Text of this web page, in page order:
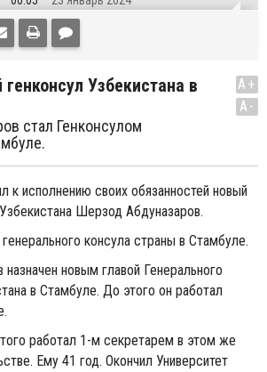
Узбекистана в
стал Генконсулом
A+
A-
к исполнению своих обязанностей новый
Шерзод Абдуназаров.
консула страны в Стамбуле.
новым главой Генерального
в Стамбуле. До этого он работал
работал 1-м секретарем в этом же
Ему 41 год. Окончил Университет